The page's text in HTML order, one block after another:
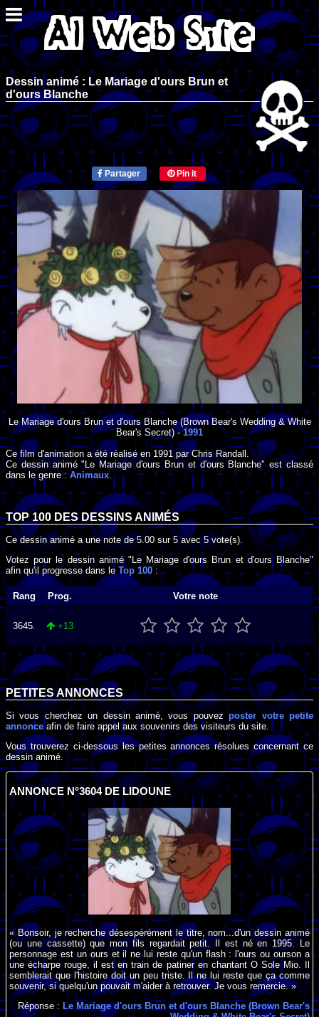
Dessin animé : Le Mariage d'ours Brun et
d'ours Blanche
Partager Pin it
Le Mariage d'ours Brun et d'ours Blanche(Brown Bear's Wedding & White
Bear's Secret) -1991
Ce film d'animation a été réalisé en 1991 parChris Randall .
Ce dessin animé "Le Mariage d'ours Brun et d'ours Blanche" est classé
dans le genre : Animaux
TOP 100 DESDESSINS ANIMÉS
Ce dessin animé a une note de 5.00 sur5avec5vote(s).
Votez pour le dessin animé "Le Mariage d'ours Brun et d'ours Blanche"
afin qu'il progresse dans le Top 100 :
Rang Prog. Votre note
3645. +13
PETITES ANNONCES
Si vous cherchez un dessin animé, vous pouvezposter votre petite
annonceafin de faire appel aux souvenirs des visiteurs du site.
Vous trouverez ci-dessous les petites annonces résolues concernant ce
dessin animé.
ANNONCE N°3604 DE LIDOUNE
« Bonsoir, je recherche désespérément le titre, nom...d'un dessin animé
(ou une cassette) que mon fils regardait petit. Il est né en 1995. Le
personnage est un ours et il ne lui reste qu'un flash : l'ours ou ourson a
une écharpe rouge, il est en train de patiner en chantant O Sole Mio. Il
semblerait que l'histoire doit un peu triste. Il ne lui reste que ça comme
souvenir, si quelqu'un pouvait m'aider à retrouver. Je vous remercie. »
Réponse : Le Mariage d'ours Brun et d'ours Blanche (Brown Bear's